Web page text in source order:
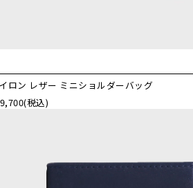
ロン レザー ミニショルダーバッグ
(税込)